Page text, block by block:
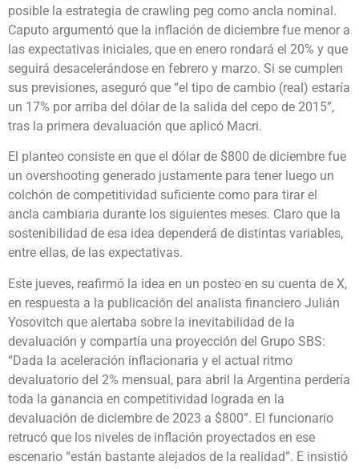
posible la estrategia de crawling peg como ancla nominal.
Caputo argumentó que la inflación de diciembre fue menor a
las expectativas iniciales, que en enero rondará el 20% y que
seguirá desacelerándose en febrero y marzo. Si se cumplen
sus previsiones, aseguró que “el tipo de cambio (real) estaría
un 17% por arriba del dólar de la salida del cepo de 2015”,
tras la primera devaluación que aplicó Macri.
El planteo consiste en que el dólar de $800 de diciembre fue
un overshooting generado justamente para tener luego un
colchón de competitividad suficiente como para tirar el
ancla cambiaria durante los siguientes meses. Claro que la
sostenibilidad de esa idea dependerá de distintas variables,
entre ellas, de las expectativas.
Este jueves, reafirmó la idea en un posteo en su cuenta de X,
en respuesta a la publicación del analista financiero Julián
Yosovitch que alertaba sobre la inevitabilidad de la
devaluación y compartía una proyección del Grupo SBS:
“Dada la aceleración inflacionaria y el actual ritmo
devaluatorio del 2% mensual, para abril la Argentina perdería
toda la ganancia en competitividad lograda en la
devaluación de diciembre de 2023 a $800”. El funcionario
retrucó que los niveles de inflación proyectados en ese
escenario “están bastante alejados de la realidad”. E insistió